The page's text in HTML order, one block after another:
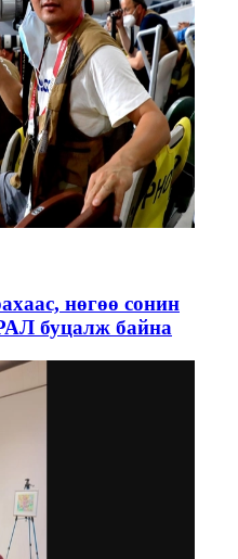
нөгөө сонин
буцалж байна